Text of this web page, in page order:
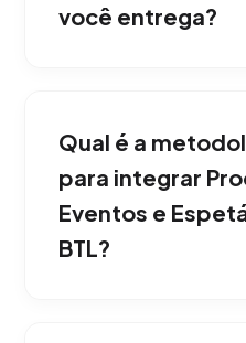
licenças de localização
você entrega?
(9:16 para Reels/
TV).
Qual é a
para integrar
Eventos e
BTL?